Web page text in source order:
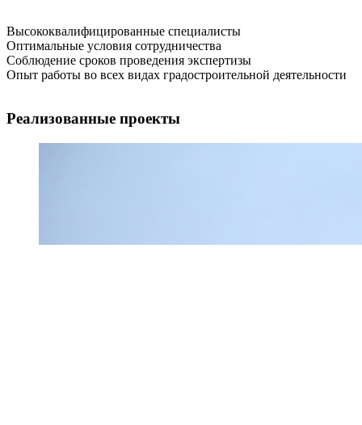
Высококвалифицированные специалисты
Оптимальные условия сотрудничества
Соблюдение сроков проведения экспертизы
Опыт работы во всех видах градостроительной деятельности
Реализованные проекты